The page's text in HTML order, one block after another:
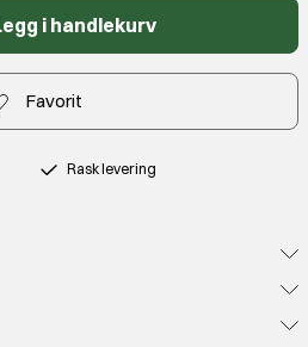
i handlekurv
Favorit
Rask levering